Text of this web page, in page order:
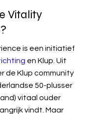
Vitality
is een initiatief
en Klup. Uit
de Klup community
50-plusser
vitaal ouder
vindt. Maar